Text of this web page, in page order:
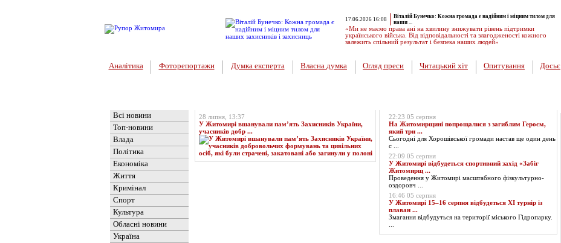
17.06.2026 16:08
Віталій Бунечко: Кожна громада є надійним і міцним тилом для
наши ...
«Ми не маємо права ані на хвилину знижувати рівень підтримки
українського війська. Від відповідальності та злагодженості кожного
залежить спільний результат і безпека наших людей»
Аналітика Фоторепортажи Думка експерта Власна думка Огляд преси Читацький хіт Опитування Досьє
Всі новини
Топ-новини
Влада
Політика
Економіка
Життя
Кримінал
Спорт
Культура
Обласні новини
Україна
28 липня, 13:37
У Житомирі вшанували пам’ять Захисників України,
учасників добр ...
22:23 05 серпня
На Житомирщині попрощалися з загиблим Героєм,
який три ...
Сьогодні для Хорошівської громади настав ще один день
с ...
22:09 05 серпня
У Житомирі відбудеться спортивний захід «Забіг
Житомирщ ...
Проведення у Житомирі масштабного фізкультурно-
оздоровч ...
16:46 05 серпня
У Житомирі 15–16 серпня відбудеться XI турнір із
плаван ...
Змагання відбудуться на території міського Гідропарку.